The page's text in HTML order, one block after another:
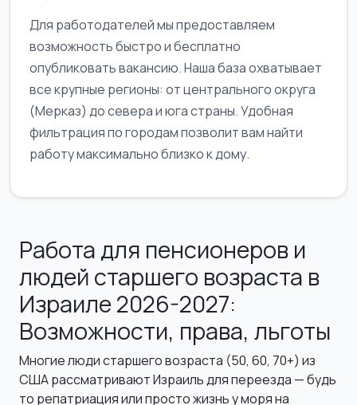
Для работодателей мы предоставляем
возможность быстро и бесплатно
опубликовать вакансию. Наша база охватывает
все крупные регионы: от центрального округа
(Мерказ) до севера и юга страны. Удобная
фильтрация по городам позволит вам найти
работу максимально близко к дому.
Работа для пенсионеров и
людей старшего возраста в
Израиле 2026-2027:
Возможности, права, льготы
Многие люди старшего возраста (50, 60, 70+) из
США рассматривают Израиль для переезда — будь
то репатриация или просто жизнь у моря на